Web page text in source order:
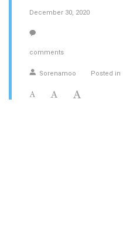
December 30, 2020
comments
Sorenamoo Posted in